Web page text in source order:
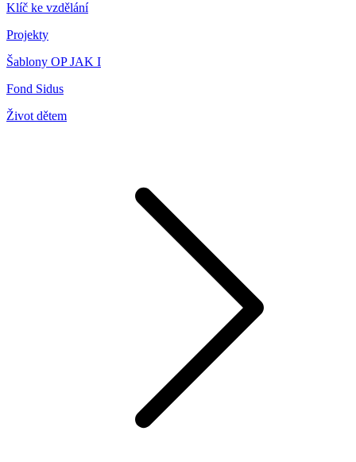
Klíč ke vzdělání
Projekty
Šablony OP JAK I
Fond Sidus
Život dětem